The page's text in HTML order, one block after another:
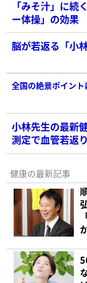
「みそ汁」に続
ー体操」の効果
脳が若返る「小
全国の絶景ポイン
小林先生の最新
測定で血管若返
健康の最新記事